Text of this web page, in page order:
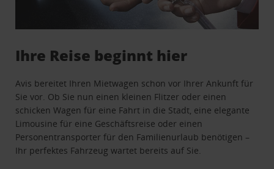
Ihre Reise beginnt hier
Avis bereitet Ihren Mietwagen schon vor Ihrer Ankunft für
Sie vor. Ob Sie nun einen kleinen Flitzer oder einen
schicken Wagen für eine Fahrt in die Stadt, eine elegante
Limousine für eine Geschäftsreise oder einen
Personentransporter für den Familienurlaub benötigen –
Ihr perfektes Fahrzeug wartet bereits auf Sie.